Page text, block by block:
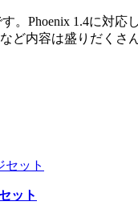
。Phoenix 1.4に対
ど内容は盛りだくさん
ット